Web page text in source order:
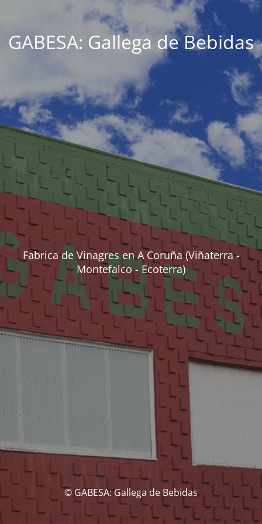
GABESA: Gallega de Bebidas
Fabrica de Vinagres en A Coruña (Viñaterra -
Montefalco - Ecoterra)
© GABESA: Gallega de Bebidas